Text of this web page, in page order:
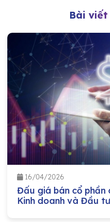
Bài viết
16/04/2026
Đấu giá bán cổ phần
Kinh doanh và Đầu